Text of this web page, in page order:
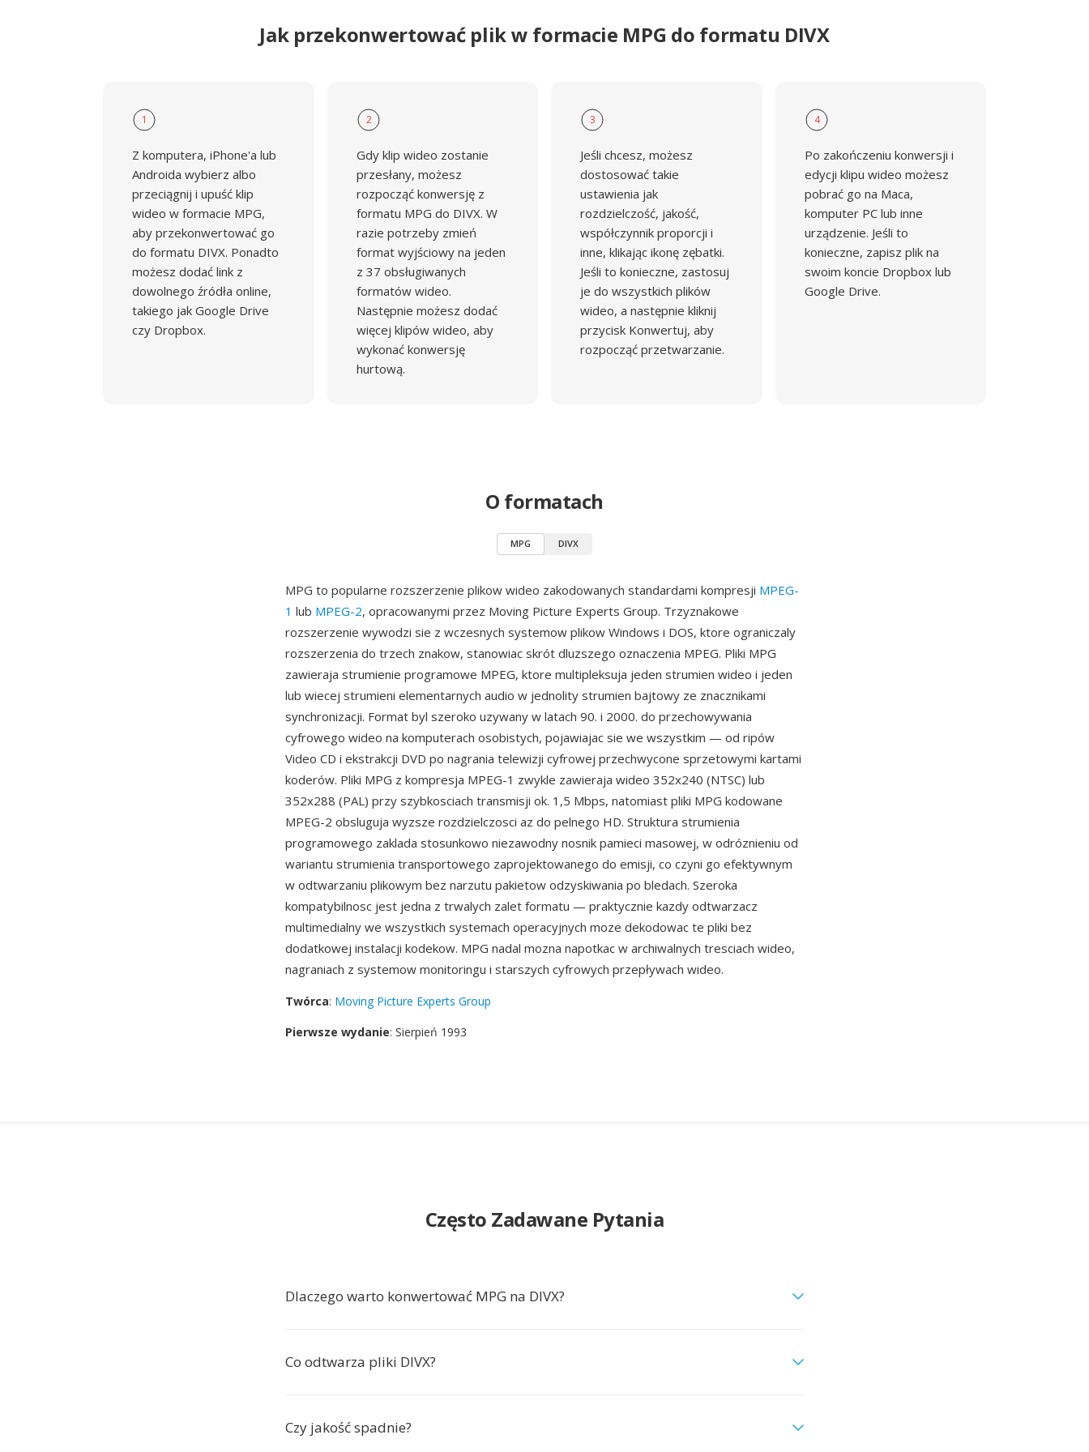
Jak przekonwertować plik w formacie MPG do formatu DIVX
1
Z komputera, iPhone'a lub
Androida wybierz albo
przeciągnij i upuść klip
wideo w formacie MPG,
aby przekonwertować go
do formatu DIVX. Ponadto
możesz dodać link z
dowolnego źródła online,
takiego jak Google Drive
czy Dropbox.
2
Gdy klip wideo zostanie
przesłany, możesz
rozpocząć konwersję z
formatu MPG do DIVX. W
razie potrzeby zmień
format wyjściowy na jeden
z 37 obsługiwanych
formatów wideo.
Następnie możesz dodać
więcej klipów wideo, aby
wykonać konwersję
hurtową.
3
Jeśli chcesz, możesz
dostosować takie
ustawienia jak
rozdzielczość, jakość,
współczynnik proporcji i
inne, klikając ikonę zębatki.
Jeśli to konieczne, zastosuj
je do wszystkich plików
wideo, a następnie kliknij
przycisk Konwertuj, aby
rozpocząć przetwarzanie.
4
Po zakończeniu konwersji i
edycji klipu wideo możesz
pobrać go na Maca,
komputer PC lub inne
urządzenie. Jeśli to
konieczne, zapisz plik na
swoim koncie Dropbox lub
Google Drive.
O formatach
MPG DIVX
MPG to popularne rozszerzenie plikow wideo zakodowanych standardami kompresji MPEG-
1 lub MPEG-2, opracowanymi przez Moving Picture Experts Group. Trzyznakowe
rozszerzenie wywodzi sie z wczesnych systemow plikow Windows i DOS, ktore ograniczaly
rozszerzenia do trzech znakow, stanowiac skrót dluzszego oznaczenia MPEG. Pliki MPG
zawieraja strumienie programowe MPEG, ktore multipleksuja jeden strumien wideo i jeden
lub wiecej strumieni elementarnych audio w jednolity strumien bajtowy ze znacznikami
synchronizacji. Format byl szeroko uzywany w latach 90. i 2000. do przechowywania
cyfrowego wideo na komputerach osobistych, pojawiajac sie we wszystkim — od ripów
Video CD i ekstrakcji DVD po nagrania telewizji cyfrowej przechwycone sprzetowymi kartami
koderów. Pliki MPG z kompresja MPEG-1 zwykle zawieraja wideo 352x240 (NTSC) lub
352x288 (PAL) przy szybkosciach transmisji ok. 1,5 Mbps, natomiast pliki MPG kodowane
MPEG-2 obsluguja wyzsze rozdzielczosci az do pelnego HD. Struktura strumienia
programowego zaklada stosunkowo niezawodny nosnik pamieci masowej, w odróznieniu od
wariantu strumienia transportowego zaprojektowanego do emisji, co czyni go efektywnym
w odtwarzaniu plikowym bez narzutu pakietow odzyskiwania po bledach. Szeroka
kompatybilnosc jest jedna z trwalych zalet formatu — praktycznie kazdy odtwarzacz
multimedialny we wszystkich systemach operacyjnych moze dekodowac te pliki bez
dodatkowej instalacji kodekow. MPG nadal mozna napotkac w archiwalnych tresciach wideo,
nagraniach z systemow monitoringu i starszych cyfrowych przepływach wideo.
Twórca: Moving Picture Experts Group
Pierwsze wydanie: Sierpień 1993
Często Zadawane Pytania
Dlaczego warto konwertować MPG na DIVX?
Co odtwarza pliki DIVX?
Czy jakość spadnie?